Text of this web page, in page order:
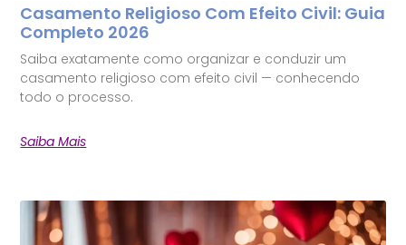
Casamento Religioso Com Efeito Civil: Guia
Completo 2026
Saiba exatamente como organizar e conduzir um
casamento religioso com efeito civil — conhecendo
todo o processo.
Saiba Mais